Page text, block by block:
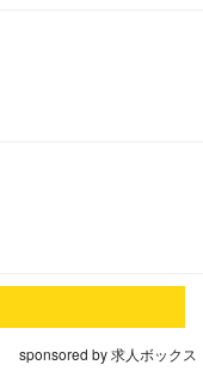
sponsored by 求人ボックス